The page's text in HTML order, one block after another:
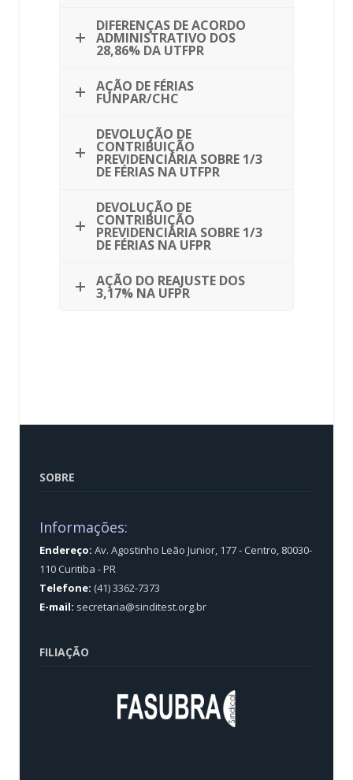
DIFERENÇAS DE ACORDO
ADMINISTRATIVO DOS
28,86% DA UTFPR
AÇÃO DE FÉRIAS
FUNPAR/CHC
DEVOLUÇÃO DE
CONTRIBUIÇÃO
PREVIDENCIÁRIA SOBRE 1/3
DE FÉRIAS NA UTFPR
DEVOLUÇÃO DE
CONTRIBUIÇÃO
PREVIDENCIÁRIA SOBRE 1/3
DE FÉRIAS NA UFPR
AÇÃO DO REAJUSTE DOS
3,17% NA UFPR
SOBRE
Informações:
Endereço: Av. Agostinho Leão Junior, 177 - Centro, 80030-
110 Curitiba - PR
Telefone: (41) 3362-7373
E-mail: secretaria@sinditest.org.br
FILIAÇÃO